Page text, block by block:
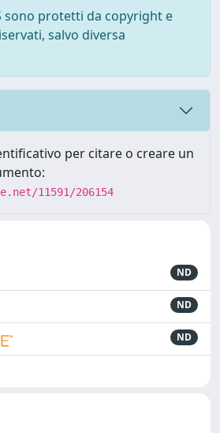
sono protetti da copyright e
salvo diversa
per citare o creare un
11591/206154
ND
ND
ND